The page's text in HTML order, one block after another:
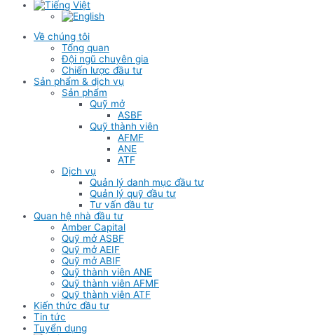
Về chúng tôi
Tổng quan
Đội ngũ chuyên gia
Chiến lược đầu tư
Sản phẩm & dịch vụ
Sản phẩm
Quỹ mở
ASBF
Quỹ thành viên
AFMF
ANE
ATF
Dịch vụ
Quản lý danh mục đầu tư
Quản lý quỹ đầu tư
Tư vấn đầu tư
Quan hệ nhà đầu tư
Amber Capital
Quỹ mở ASBF
Quỹ mở AEIF
Quỹ mở ABIF
Quỹ thành viên ANE
Quỹ thành viên AFMF
Quỹ thành viên ATF
Kiến thức đầu tư
Tin tức
Tuyển dụng